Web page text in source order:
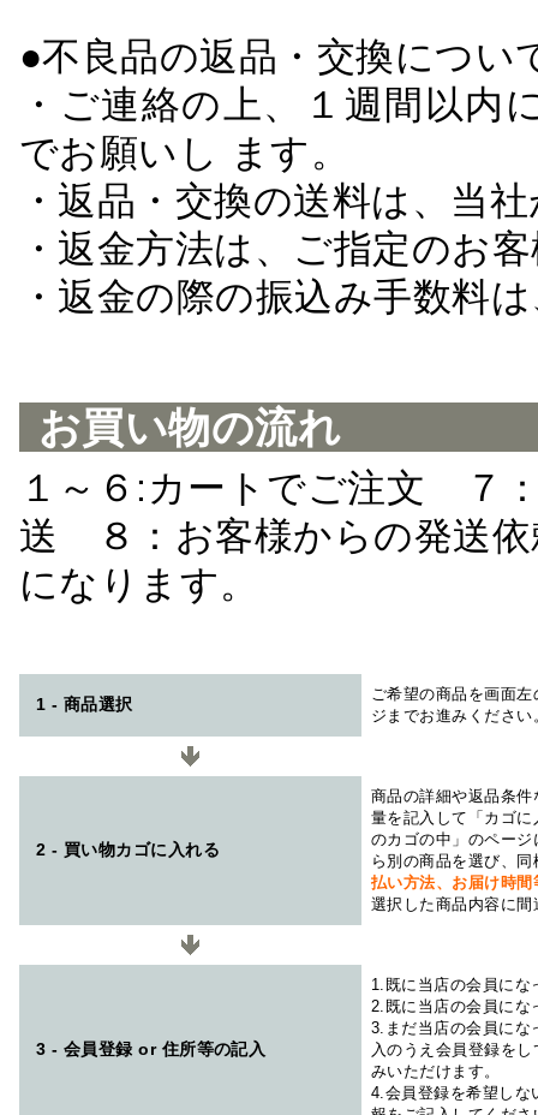
●不良品の返品・交換につい
・ご連絡の上、１週間以
でお願いし ます。
・返品・交換の送料は、当
・返金方法は、ご指定のお
・返金の際の振込み手数料
お買い物の流れ
１～６:カートでご注文 ７
送 ８：お客様からの発送
になります。
1 - 商品選択
ご希望の商品を画面
ジまでお進みください
2 - 買い物カゴに入れる
商品の詳細や返品条
量を記入して「カゴ
のカゴの中」のペー
ら別の商品を選び、
払い方法、お届け時
選択した商品内容に
3 - 会員登録 or 住所等の記入
1.既に当店の会員にな
2.既に当店の会員にな
3.まだ当店の会員にな
入のうえ会員登録を
みいただけます。
4.会員登録を希望しな